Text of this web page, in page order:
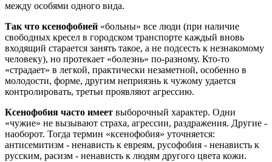
между особями одного вида.
Так что ксенофобией «больны» все люди (при наличие
свободных кресел в городском транспорте каждый вновь
входящий старается занять такое, а не подсесть к незнакомому
человеку), но протекает «болезнь» по-разному. Кто-то
«страдает» в легкой, практически незаметной, особенно в
молодости, форме, другим неприязнь к чужому удается
контролировать, третьи проявляют агрессию.
Ксенофобия часто имеет выборочный характер. Одни
«чужие» не вызывают страха, агрессии, раздражения. Другие -
наоборот. Тогда термин «ксенофобия» уточняется:
антисемитизм - ненависть к евреям, русофобия - ненависть к
русским, расизм - ненависть к людям другого цвета кожи.